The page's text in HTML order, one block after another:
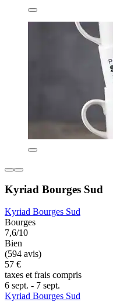
Kyriad Bourges Sud
Kyriad Bourges Sud
Bourges
7,6/10
Bien
(594 avis)
57 €
taxes et frais compris
6 sept. - 7 sept.
Kyriad Bourges Sud